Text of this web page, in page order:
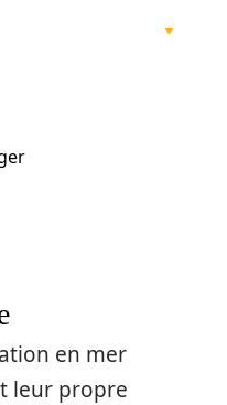
en mer
leur propre